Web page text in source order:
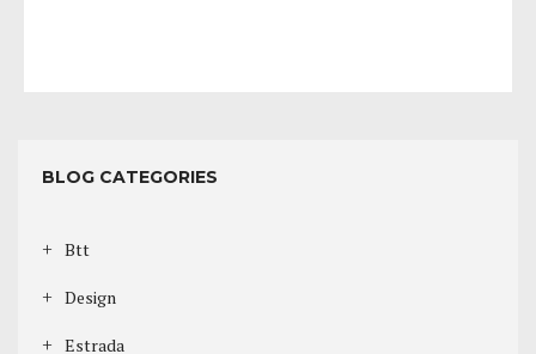
BLOG CATEGORIES
Btt
Design
Estrada